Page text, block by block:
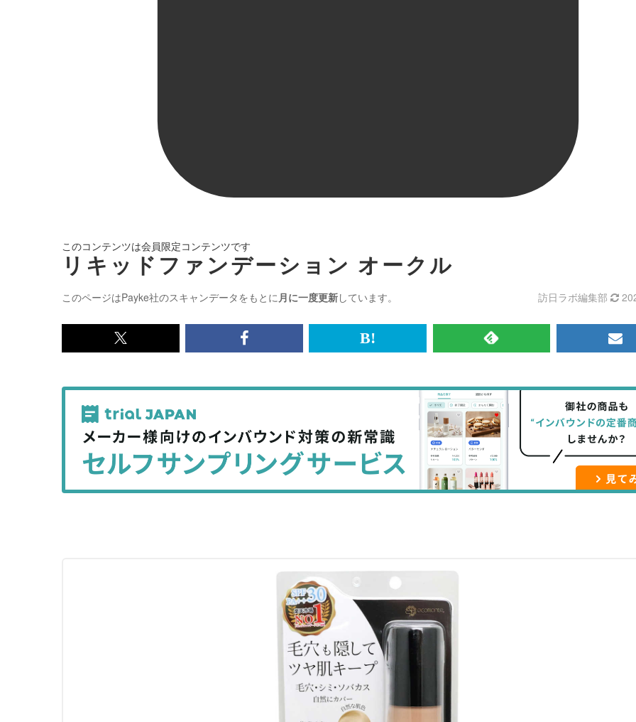
このコンテンツは会員限定コンテンツです
リキッドファンデーション オークル
このページはPayke社のスキャンデータをもとに 月に一度更新しています。 訪日ラボ編集部
x<br>
記
事
を
シ
ェ
Facebook<br>
記
を
シ
ェ
は
な
ッ
ク
マ
追
RSS
記
事
を
購
読
メ
マ
ガ
登
録
す